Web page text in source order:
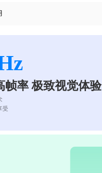
帧率 极致视觉体验
受